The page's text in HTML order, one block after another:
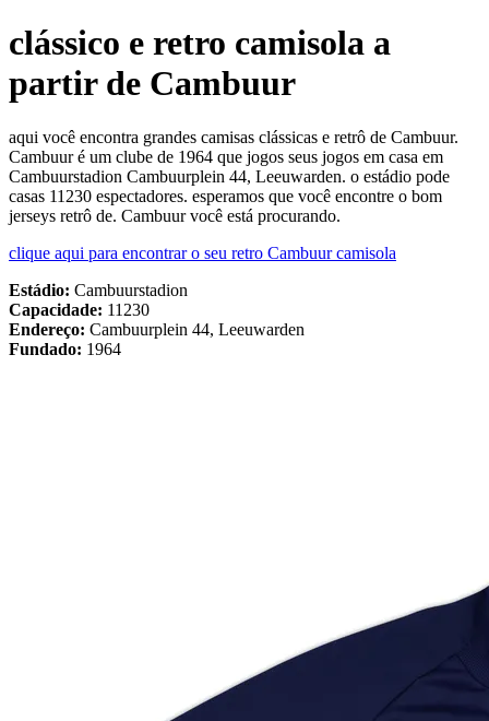
clássico e retro camisola a
partir de Cambuur
aqui você encontra grandes camisas clássicas e retrô de Cambuur.
Cambuur é um clube de 1964 que jogos seus jogos em casa em
Cambuurstadion Cambuurplein 44, Leeuwarden. o estádio pode
casas 11230 espectadores. esperamos que você encontre o bom
jerseys retrô de. Cambuur você está procurando.
clique aqui para encontrar o seu retro Cambuur camisola
Estádio: Cambuurstadion
Capacidade: 11230
Endereço: Cambuurplein 44, Leeuwarden
Fundado: 1964